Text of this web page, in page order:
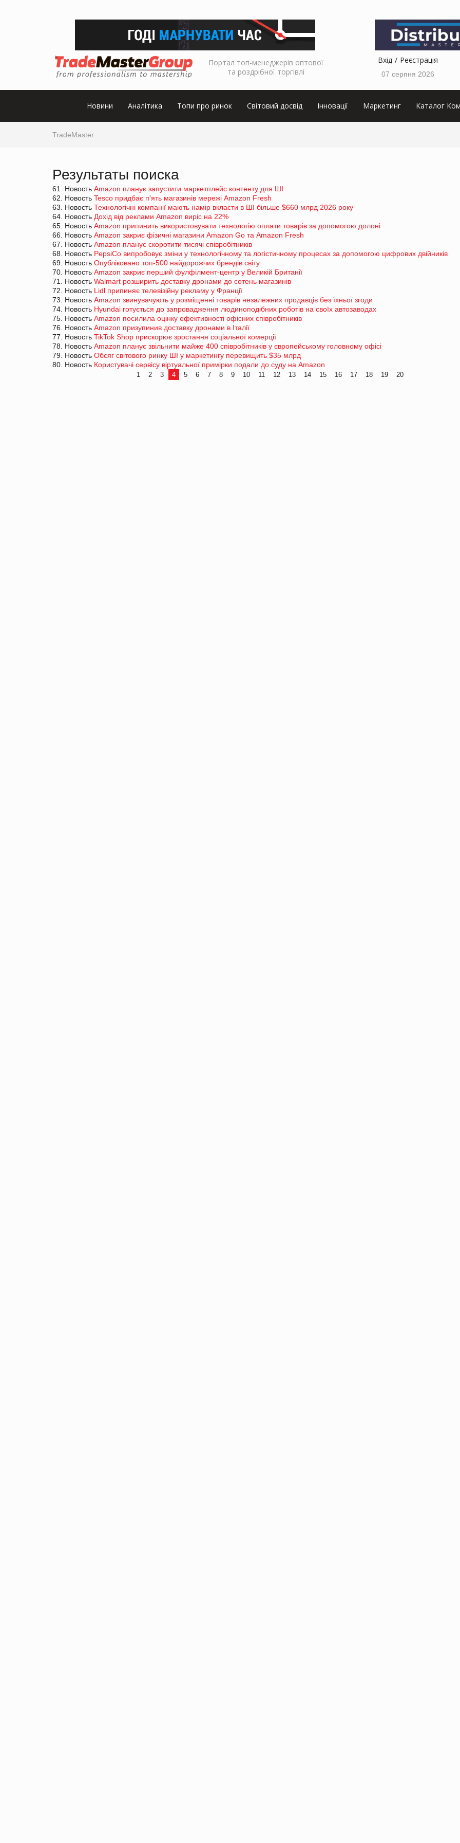
Портал топ-менеджерів оптової
та роздрібної торгівлі
Вхід Реєстрація
07 серпня 2026
Новини Аналітика Топи про ринок Світовий досвід Інновації Маркетинг Каталог
TradeMaster
Результаты поиска
61. Новость Amazon планує запустити маркетплейс контенту для ШІ
62. Новость Tesco придбає п'ять магазинів мережі Amazon Fresh
63. Новость Технологічні компанії мають намір вкласти в ШІ більше $660 млрд 2026 року
64. Новость Дохід від реклами Amazon виріс на 22%
65. Новость Amazon припинить використовувати технологію оплати товарів за допомогою долоні
66. Новость Amazon закриє фізичні магазини Amazon Go та Amazon Fresh
67. Новость Amazon планує скоротити тисячі співробітників
68. Новость PepsiCo випробовує зміни у технологічному та логістичному процесах за допомогою цифрових двійників
69. Новость Опубліковано топ-500 найдорожчих брендів світу
70. Новость Amazon закриє перший фулфілмент-центр у Великій Британії
71. Новость Walmart розширить доставку дронами до сотень магазинів
72. Новость Lidl припиняє телевізійну рекламу у Франції
73. Новость Amazon звинувачують у розміщенні товарів незалежних продавців без їхньої згоди
74. Новость Hyundai готується до запровадження людиноподібних роботів на своїх автозаводах
75. Новость Amazon посилила оцінку ефективності офісних співробітників
76. Новость Amazon призупинив доставку дронами в Італії
77. Новость TikTok Shop прискорює зростання соціальної комерції
78. Новость Amazon планує звільнити майже 400 співробітників у європейському головному офісі
79. Новость Обсяг світового ринку ШІ у маркетингу перевищить $35 млрд
80. Новость Користувачі сервісу віртуальної примірки подали до суду на Amazon
1 2 3 4 5 6 7 8 9 10 11 12 13 14 15 16 17 18 19 20